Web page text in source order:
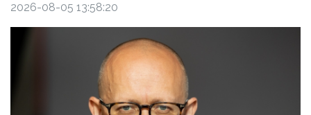
2026-08-05 13:58:20